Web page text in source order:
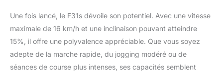
les appareils mobiles
ou une Smart TV. Avec
l’appli Sportstech Live,
Kinomap et lecteur
MP3 intégré, profitez
d’une expérience
Une fois lancé, le F31s dévoile son potentiel. Avec une vitesse
maximale de 16 km/h et une inclinaison pouvant atteindre
15%, il offre une polyvalence appréciable. Que vous soyez
adepte de la marche rapide, du jogging modéré ou de
séances de course plus intenses, ses capacités semblent